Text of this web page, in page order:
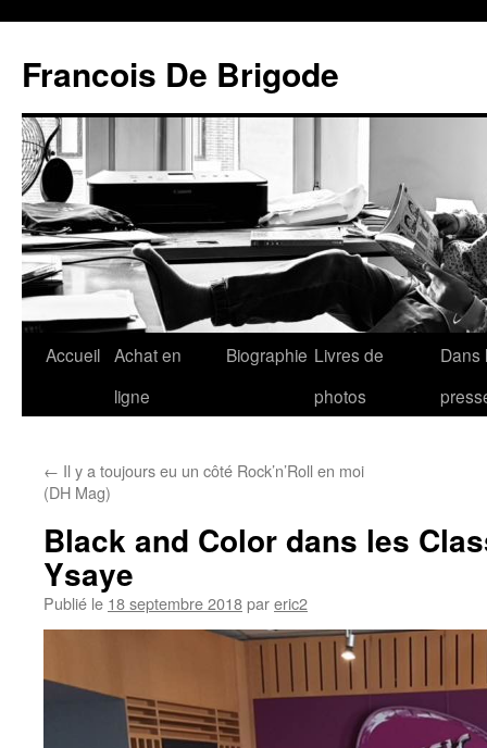
Francois De Brigode
Accueil Achat en
ligne
Biographie Livres de
photos
Dans
← Il y a toujours eu un côté Rock’n’Roll en moi
(DH Mag)
Black and Color dans les
Ysaye
Publié le 18 septembre 2018pareric2